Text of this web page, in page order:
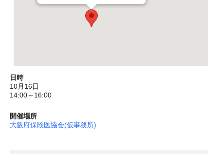
日時
10月16日
14:00～16:00
開催場所
大阪府保険医協会(仮事務所)